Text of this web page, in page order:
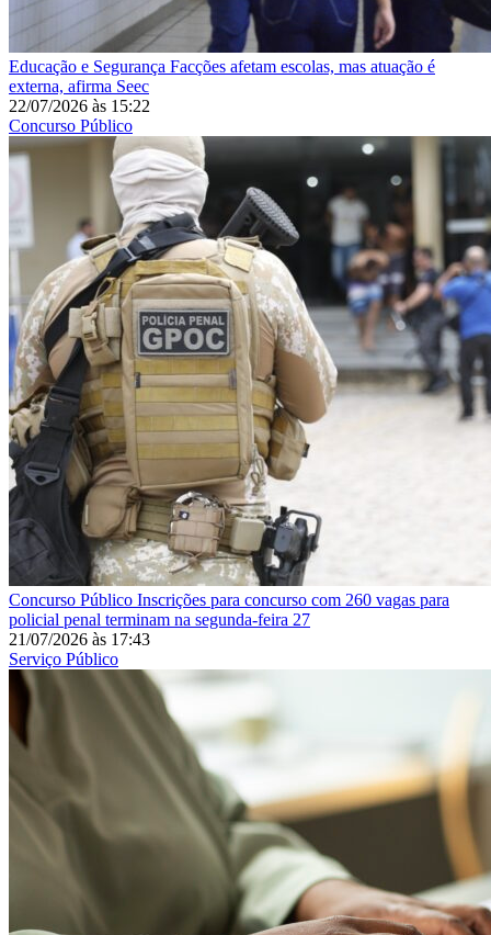
Educação e Segurança Facções afetam escolas, mas atuação é
externa, afirma Seec
22/07/2026 às 15:22
Concurso Público
Concurso Público Inscrições para concurso com 260 vagas para
policial penal terminam na segunda-feira 27
21/07/2026 às 17:43
Serviço Público